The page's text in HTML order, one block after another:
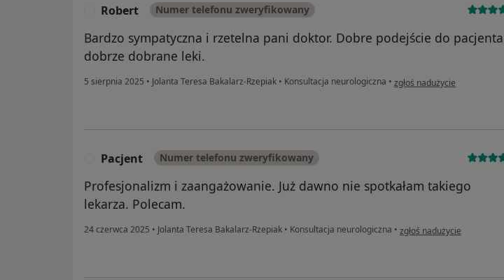
Robert Numer telefonu zweryfikowany
Bardzo sympatyczna i rzetelna pani doktor. Dobre podejście do pacjenta
dobrze dobrane leki.
5 sierpnia 2025 • Jolanta Teresa Bakalarz-Rzepiak • Konsultacja neurologiczna • w opinii użytkownika Robert
zgłoś nadużycie
Pacjent Numer telefonu zweryfikowany
Profesjonalizm i zaangażowanie. Już dawno nie spotkałam takiego
lekarza. Polecam.
24 czerwca 2025 • Jolanta Teresa Bakalarz-Rzepiak • Konsultacja neurologiczna • w opinii użytkownika Pacjent
zgłoś nadużycie